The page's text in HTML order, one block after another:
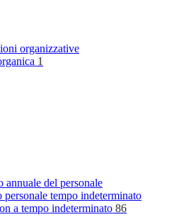
organizzative
1
annuale del personale
personale tempo indeterminato
a tempo indeterminato 86